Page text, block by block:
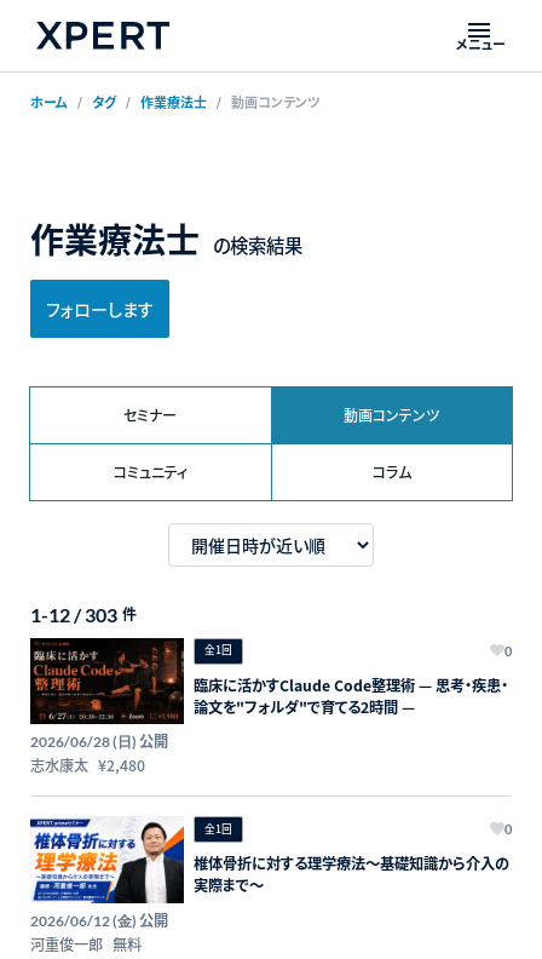
メニュー
ホーム タグ 作業療法士 動画コンテンツ
作業療法士 の検索結果
フォローします
セミナー 動画コンテンツ
コミュニティ コラム
1-12 / 303 件
全1回 0
臨床に活かすClaude Code整理術 — 思考・疾患・
論文を"フォルダ"で育てる2時間 —
2026/06/28 (日) 公開
志水康太 ¥2,480
全1回 0
椎体骨折に対する理学療法～基礎知識から介入の
実際まで～
2026/06/12 (金) 公開
河重俊一郎 無料